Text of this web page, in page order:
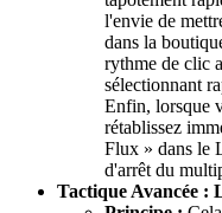
l'envie de
dans la
rythme de clic
sélectionnant
Enfin, lorsque
rétablissez
Flux » dans le
d'arrêt du
Tactique Avancée :